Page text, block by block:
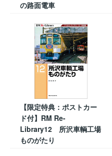
の路面電車
【限定特典：ポストカー
ド付】RM Re-
Library12 所沢車輌工場
ものがたり